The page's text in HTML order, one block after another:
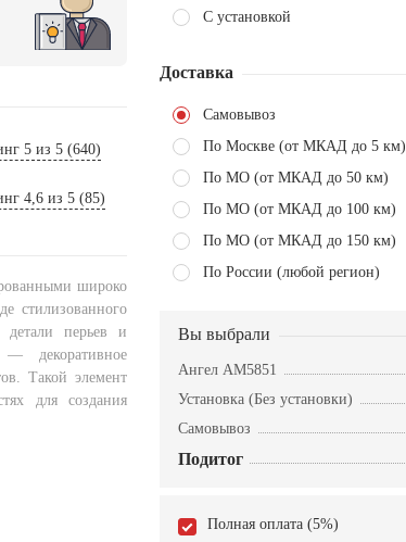
5 из 5 (640)
4,6 из 5 (85)
широко
стилизованного
детали перьев и
— декоративное
Такой элемент
для создания
С установкой
Доставка
Самовывоз
По Москве (от МКАД до 5 км)
По МО (от МКАД до 50 км)
По МО (от МКАД до 100 км)
По МО (от МКАД до 150 км)
По России (любой регион)
Вы выбрали
Ангел AM5851
Установка (Без установки)
Самовывоз
Подитог
Полная оплата (5%)